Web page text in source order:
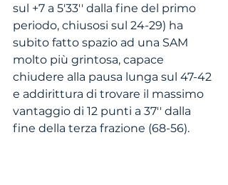
sul +7 a 5'33'' dalla fine del primo
periodo, chiusosi sul 24-29) ha
subito fatto spazio ad una SAM
molto più grintosa, capace
chiudere alla pausa lunga sul 47-42
e addirittura di trovare il massimo
vantaggio di 12 punti a 37'' dalla
fine della terza frazione (68-56).